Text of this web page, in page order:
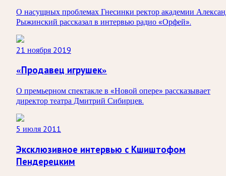
О насущных проблемах Гнесинки ректор академии
Рыжинский рассказал в интервью радио «Орфей».
21 ноября 2019
«Продавец игрушек»
О премьерном спектакле в «Новой опере» рассказывает
директор театра Дмитрий Сибирцев.
5 июля 2011
Эксклюзивное интервью с Кшиштофом
Пендерецким